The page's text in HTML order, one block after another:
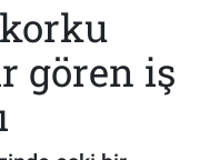
korku
gören iş